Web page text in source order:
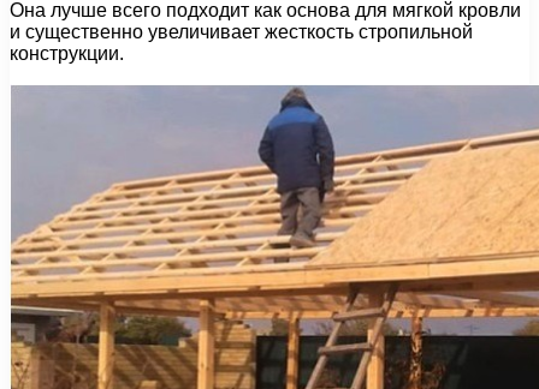
Она лучше всего подходит как основа для мягкой кровли
и существенно увеличивает жесткость стропильной
конструкции.